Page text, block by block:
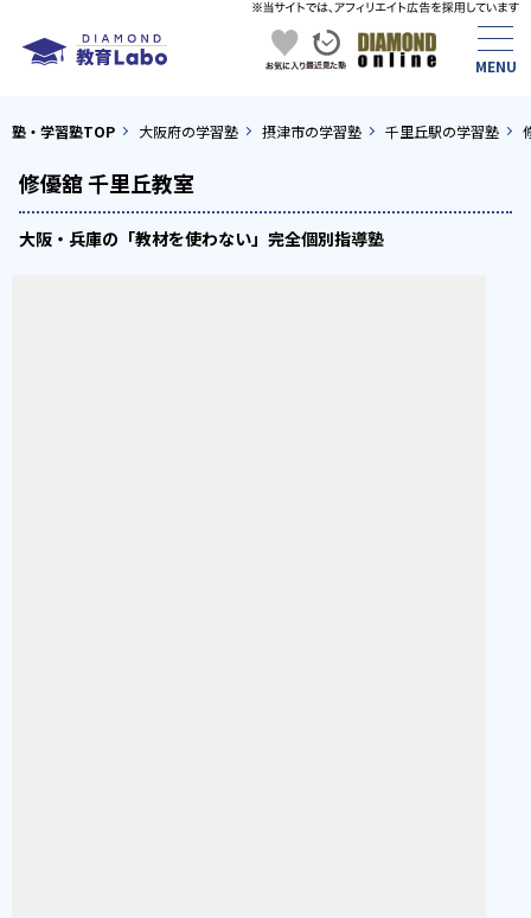
塾・学習塾TOP 大阪府の学習塾 摂津市の学習塾 千里丘駅の学習塾
修優舘 千里丘教室
大阪・兵庫の「教材を使わない」完全個別指導塾